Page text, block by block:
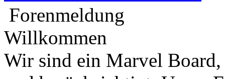
Forenmeldung
Willkommen
Wir sind ein Marvel